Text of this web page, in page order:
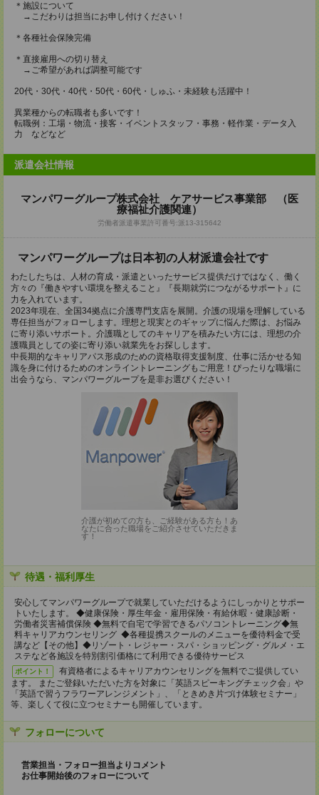
＊施設について
→こだわりは担当にお申し付けください！
＊各種社会保険完備
＊直接雇用への切り替え
→ご希望があれば調整可能です
20代・30代・40代・50代・60代・しゅふ・未経験も活躍中！
異業種からの転職者も多いです！
転職例：工場・物流・接客・イベントスタッフ・事務・軽作業・データ入
力 などなど
派遣会社情報
マンパワーグループ株式会社 ケアサービス事業部 （医
療福祉介護関連）
労働者派遣事業許可番号:派13-315642
マンパワーグループは日本初の人材派遣会社です
わたしたちは、人材の育成・派遣といったサービス提供だけではなく、働く
方々の『働きやすい環境を整えること』『長期就労につながるサポート』に
力を入れています。
2023年現在、全国34拠点に介護専門支店を展開。介護の現場を理解している
専任担当がフォローします。理想と現実とのギャップに悩んだ際は、お悩み
に寄り添いサポート。介護職としてのキャリアを積みたい方には、理想の介
護職員としての姿に寄り添い就業先をお探しします。
中長期的なキャリアパス形成のための資格取得支援制度、仕事に活かせる知
識を身に付けるためのオンライントレーニングもご用意！ぴったりな職場に
出会うなら、マンパワーグループを是非お選びください！
介護が初めての方も、ご経験がある方も！あ
なたに合った職場をご紹介させていただきま
す！
待遇・福利厚生
安心してマンパワーグループで就業していただけるようにしっかりとサポー
トいたします。 ◆健康保険・厚生年金・雇用保険・有給休暇・健康診断・
労働者災害補償保険 ◆無料で自宅で学習できるパソコントレーニング◆無
料キャリアカウンセリング ◆各種提携スクールのメニューを優待料金で受
講など【その他】◆リゾート・レジャー・スパ・ショッピング・グルメ・エ
ステなど各施設を特別割引価格にて利用できる優待サービス
ポイント！
有資格者によるキャリアカウンセリングを無料でご提供してい
ます。 またご登録いただいた方を対象に「英語スピーキングチェック会」や
「英語で習うフラワーアレンジメント」、「ときめき片づけ体験セミナー」
等、楽しくて役に立つセミナーも開催しています。
フォローについて
営業担当・フォロー担当よりコメント
お仕事開始後のフォローについて